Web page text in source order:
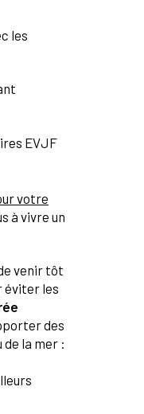
les
EVJF
votre
à vivre un
venir tôt
éviter les
des
la mer :